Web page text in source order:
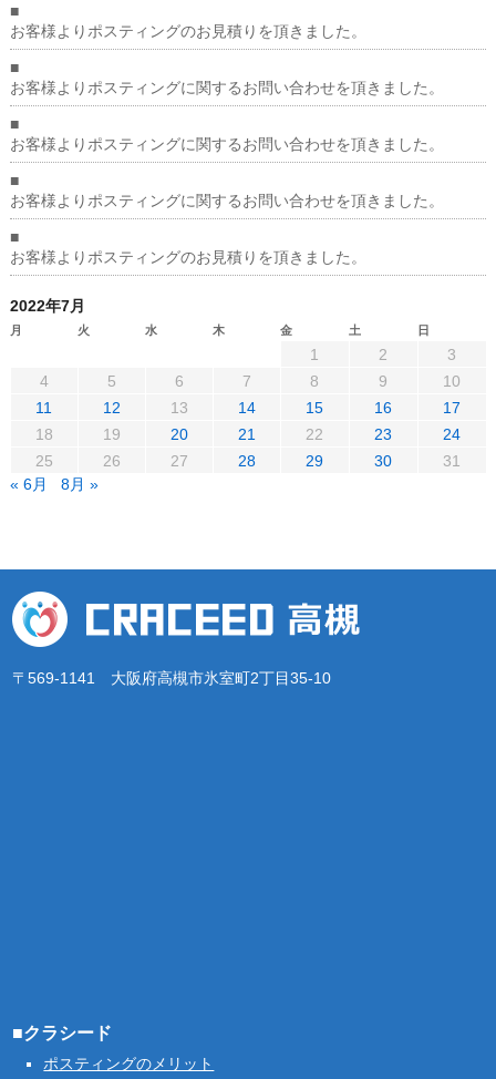
■
お客様よりポスティングのお見積りを頂きました。
■
お客様よりポスティングに関するお問い合わせを頂きました。
■
お客様よりポスティングに関するお問い合わせを頂きました。
■
お客様よりポスティングに関するお問い合わせを頂きました。
■
お客様よりポスティングのお見積りを頂きました。
2022年7月
月 火 水 木 金 土 日
1 2
3
4
5 6 7 8 9
10
11
12 13 14 15 16
17
18
19 20 21 22 23
24
25
26 27 28 29 30
31
« 6月
8月 »
〒569-1141 大阪府高槻市氷室町2丁目35-10
■クラシード
ポスティングのメリット